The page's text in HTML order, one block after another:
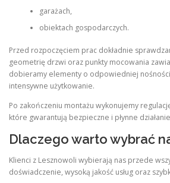
garażach,
obiektach gospodarczych.
Przed rozpoczęciem prac dokładnie
geometrię drzwi oraz punkty mocowania
dobieramy elementy o odpowiedniej
intensywne użytkowanie.
Po zakończeniu montażu wykonujemy
które gwarantują bezpieczne i płynne
Dlaczego warto wybrać
Klienci z Lesznowoli wybierają nas przede
doświadczenie, wysoką jakość usług oraz